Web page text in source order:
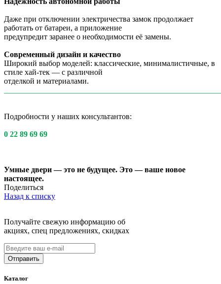
Даже при отключении электричества замок продолжает
работать от батареи, а приложение
предупредит заранее о необходимости её замены.
Современный дизайн и качество
Широкий выбор моделей: классические, минималистичные, в
стиле хай-тек — с различной
отделкой и материалами.
Подробности у наших консультантов:
0 22 89 69 69
Умные двери — это не будущее. Это — ваше новое
настоящее.
Поделиться
Назад к списку
Получайте свежую информацию об
акциях, спец предложениях, скидках
Каталог